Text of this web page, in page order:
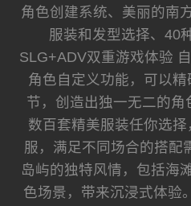
角色创建系统、美丽的南
服装和发型选择、40
SLG+ADV双重游戏体验
角色自定义功能，可以
节，创造出独一无二的
数百套精美服装任你选
服，满足不同场合的搭配
岛屿的独特风情，包括海
色场景，带来沉浸式体验